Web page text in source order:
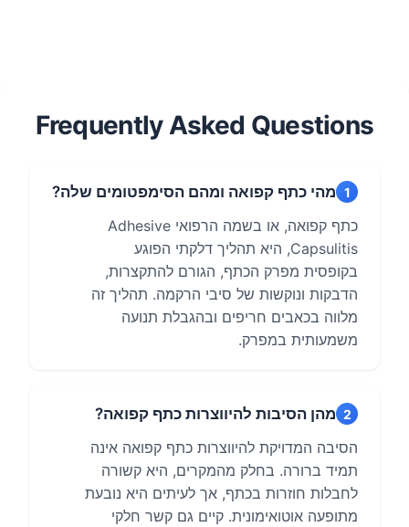
Frequently Asked Questions
1 מהי כתף קפואה ומהם הסימפטומים שלה?
כתף קפואה, או בשמה הרפואי Adhesive
Capsulitis, היא תהליך דלקתי הפוגע
בקופסית מפרק הכתף, הגורם להתקצרות,
הדבקות ונוקשות של סיבי הרקמה. תהליך זה
מלווה בכאבים חריפים ובהגבלת תנועה
משמעותית במפרק.
2 מהן הסיבות להיווצרות כתף קפואה?
הסיבה המדויקת להיווצרות כתף קפואה אינה
תמיד ברורה. בחלק מהמקרים, היא קשורה
לחבלות חוזרות בכתף, אך לעיתים היא נובעת
מתופעה אוטואימונית. קיים גם קשר חלקי